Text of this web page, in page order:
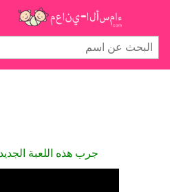
جرب هذه اللعبة